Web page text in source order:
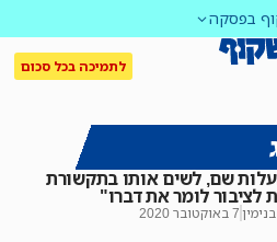
בפסקה
לתמיכה בכל סכום
שם, לשים אותו בתקשורת
לציבור לומר את דברו"
7 באוקטובר 2020